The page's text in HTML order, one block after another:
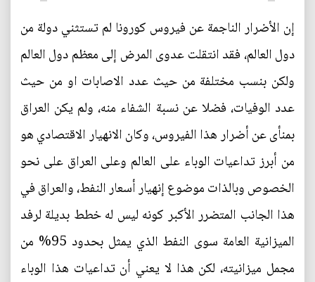
إن الأضرار الناجمة عن فيروس كورونا لم تستثني دولة من
دول العالم، فقد انتقلت عدوى المرض إلى معظم دول العالم
ولكن بنسب مختلفة من حيث عدد الاصابات او من حيث
عدد الوفيات، فضلا عن نسبة الشفاء منه، ولم يكن العراق
بمنأى عن أضرار هذا الفيروس، وكان الانهيار الاقتصادي هو
من أبرز تداعيات الوباء على العالم وعلى العراق على نحو
الخصوص وبالذات موضوع إنهيار أسعار النفط، والعراق في
هذا الجانب المتضرر الأكبر كونه ليس له خطط بديلة لرفد
الميزانية العامة سوى النفط الذي يمثل بحدود 95% من
مجمل ميزانيته، لكن هذا لا يعني أن تداعيات هذا الوباء